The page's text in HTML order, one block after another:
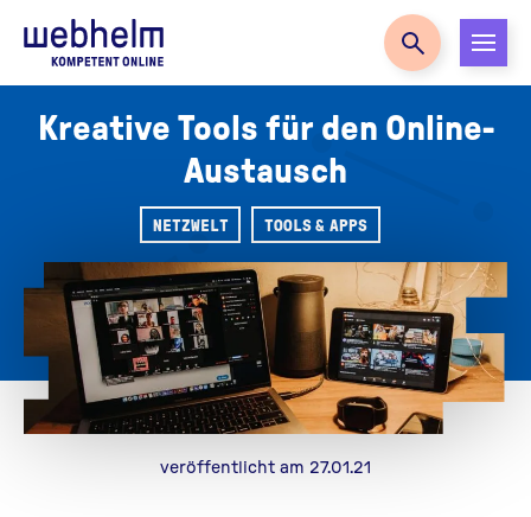
Zur Startseite
Kreative Tools für den Online-
Austausch
NETZWELT TOOLS & APPS
veröffentlicht am 27.01.21